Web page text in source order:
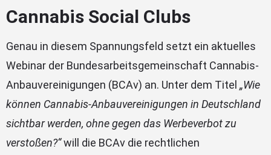
Cannabis Social Clubs
Genau in diesem Spannungsfeld setzt ein aktuelles
Webinar der Bundesarbeitsgemeinschaft Cannabis-
Anbauvereinigungen (BCAv) an. Unter dem Titel „Wie
können Cannabis-Anbauvereinigungen in Deutschland
sichtbar werden, ohne gegen das Werbeverbot zu
verstoßen?“will die BCAv die rechtlichen